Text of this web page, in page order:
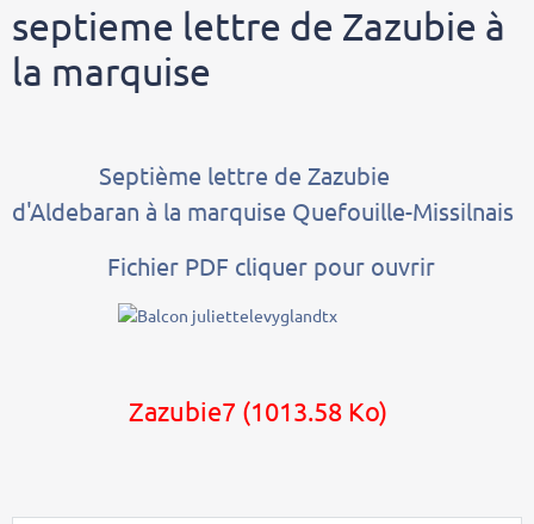
septieme lettre de Zazubie à
la marquise
Septième lettre de Zazubie
d'Aldebaran à la marquise Quefouille-Missilnais
Fichier PDF cliquer pour ouvrir
Zazubie7 (1013.58 Ko)